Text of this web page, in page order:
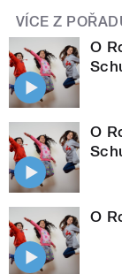
VÍCE Z
O
O
O